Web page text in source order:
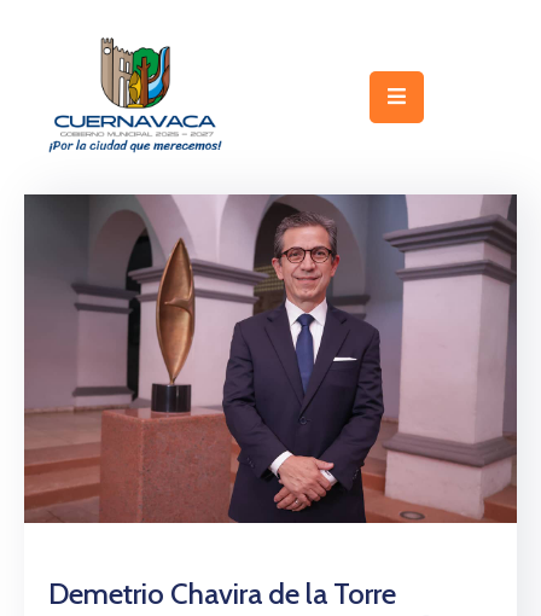
Gobierno
Licitaciones
Transparencia
Directorio
Demetrio Chavira de la Torre